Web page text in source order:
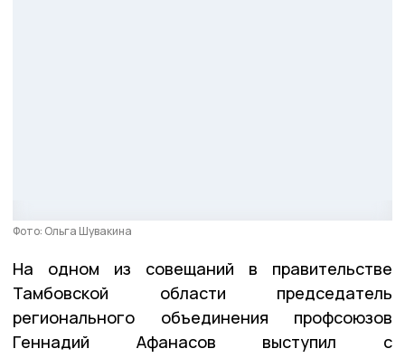
Фото: Ольга Шувакина
На одном из совещаний в правительстве
Тамбовской области председатель
регионального объединения профсоюзов
Геннадий Афанасов выступил с